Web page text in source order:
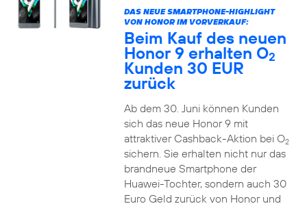
DAS NEUE SMARTPHONE-HIGHLIGHT
VON HONOR IM VORVERKAUF:
Beim Kauf des neuen
Honor 9 erhalten O2
Kunden 30 EUR
zurück
Ab dem 30. Juni können Kunden
sich das neue Honor 9 mit
attraktiver Cashback-Aktion bei O2
sichern. Sie erhalten nicht nur das
brandneue Smartphone der
Huawei-Tochter, sondern auch 30
Euro Geld zurück von Honor und